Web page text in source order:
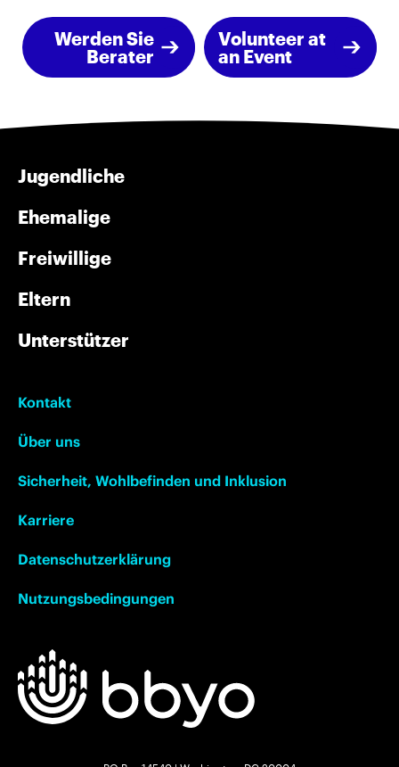
Werden Sie
Berater
Volunteer at
an Event
Jugendliche
Ehemalige
Freiwillige
Eltern
Unterstützer
Kontakt
Über uns
Sicherheit, Wohlbefinden und Inklusion
Karriere
Datenschutzerklärung
Nutzungsbedingungen